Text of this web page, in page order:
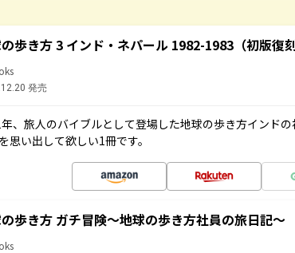
歩き方 3 インド・ネパール 1982-1983（初版復刻
発売
、旅人のバイブルとして登場した地球の歩き方インド
思い出して欲しい1冊です。
歩き方 ガチ冒険～地球の歩き方社員の旅日記～